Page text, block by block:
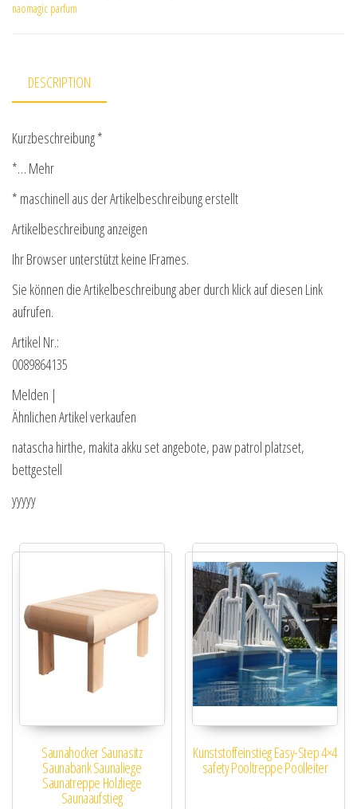
naomagic parfum
DESCRIPTION
Kurzbeschreibung *
*… Mehr
* maschinell aus der Artikelbeschreibung erstellt
Artikelbeschreibung anzeigen
Ihr Browser unterstützt keine IFrames.
Sie können die Artikelbeschreibung aber durch klick auf diesen Link
aufrufen.
Artikel Nr.:
0089864135
Melden |
Ähnlichen Artikel verkaufen
natascha hirthe, makita akku set angebote, paw patrol platzset,
bettgestell
yyyyy
Saunahocker Saunasitz
Saunabank Saunaliege
Saunatreppe Holzliege
Saunaaufstieg
Kunststoffeinstieg Easy-Step 4×4
safety Pooltreppe Poolleiter